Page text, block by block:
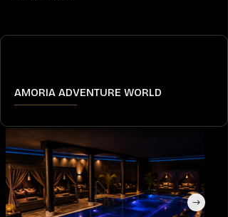
AMORIA ADVENTURE WORLD